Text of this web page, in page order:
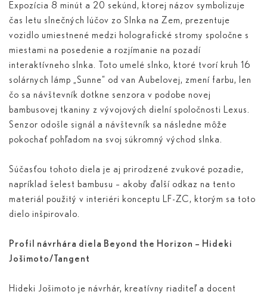
Expozícia 8 minút a 20 sekúnd, ktorej názov symbolizuje
čas letu slnečných lúčov zo Slnka na Zem, prezentuje
vozidlo umiestnené medzi holografické stromy spoločne s
miestami na posedenie a rozjímanie na pozadí
interaktívneho slnka. Toto umelé slnko, ktoré tvorí kruh 16
solárnych lámp „Sunne“ od van Aubelovej, zmení farbu, len
čo sa návštevník dotkne senzora v podobe novej
bambusovej tkaniny z vývojových dielní spoločnosti Lexus.
Senzor odošle signál a návštevník sa následne môže
pokochať pohľadom na svoj súkromný východ slnka.
Súčasťou tohoto diela je aj prirodzené zvukové pozadie,
napríklad šelest bambusu – akoby ďalší odkaz na tento
materiál použitý v interiéri konceptu LF-ZC, ktorým sa toto
dielo inšpirovalo.
Profil návrhára diela Beyond the Horizon – Hideki
Jošimoto/Tangent
Hideki Jošimoto je návrhár, kreatívny riaditeľ a docent